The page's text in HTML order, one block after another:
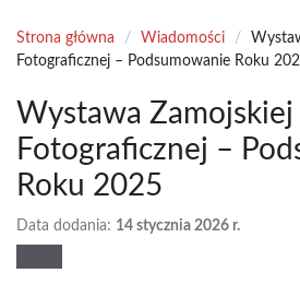
Strona główna / Wiadomości /
Fotograficznej – Podsumowanie Roku
Wystawa Zamojskiej
Fotograficznej –
Roku 2025
Data dodania: 14 stycznia 2026 r.